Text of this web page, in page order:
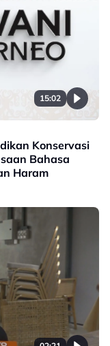
15:02
Konservasi
Bahasa
Haram